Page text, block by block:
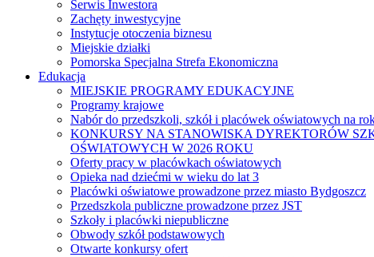
Serwis Inwestora
Zachęty inwestycyjne
Instytucje otoczenia biznesu
Miejskie działki
Pomorska Specjalna Strefa Ekonomiczna
Edukacja
MIEJSKIE PROGRAMY EDUKACYJNE
Programy krajowe
Nabór do przedszkoli, szkół i placówek oświatowych na
KONKURSY NA STANOWISKA DYREKTORÓW
OŚWIATOWYCH W 2026 ROKU
Oferty pracy w placówkach oświatowych
Opieka nad dziećmi w wieku do lat 3
Placówki oświatowe prowadzone przez miasto Bydgoszcz
Przedszkola publiczne prowadzone przez JST
Szkoły i placówki niepubliczne
Obwody szkół podstawowych
Otwarte konkursy ofert